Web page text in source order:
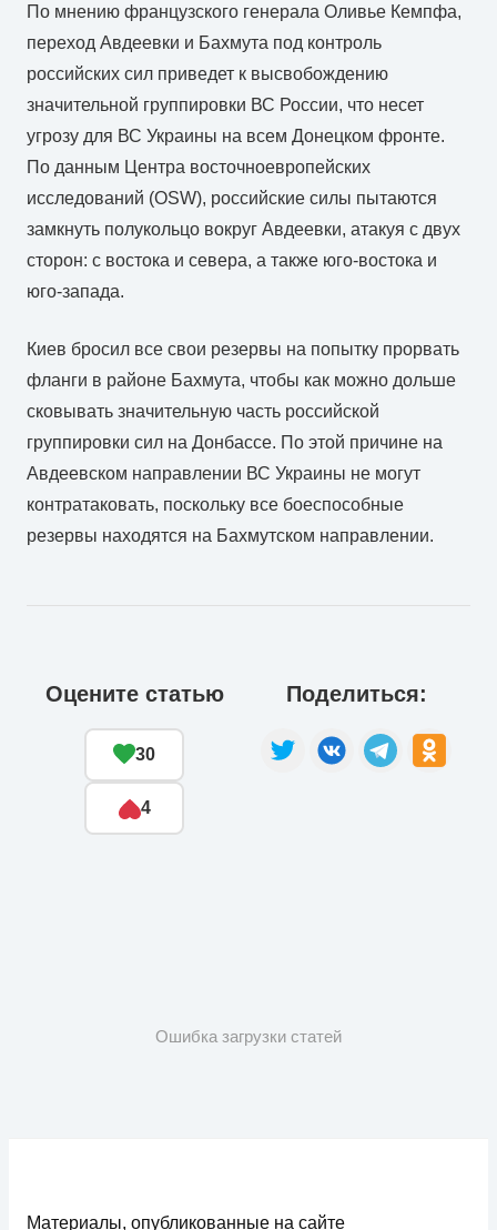
По мнению французского генерала Оливье Кемпфа,
переход Авдеевки и Бахмута под контроль
российских сил приведет к высвобождению
значительной группировки ВС России, что несет
угрозу для ВС Украины на всем Донецком фронте.
По данным Центра восточноевропейских
исследований (OSW), российские силы пытаются
замкнуть полукольцо вокруг Авдеевки, атакуя с двух
сторон: с востока и севера, а также юго-востока и
юго-запада.
Киев бросил все свои резервы на попытку прорвать
фланги в районе Бахмута, чтобы как можно дольше
сковывать значительную часть российской
группировки сил на Донбассе. По этой причине на
Авдеевском направлении ВС Украины не могут
контратаковать, поскольку все боеспособные
резервы находятся на Бахмутском направлении.
Оцените статью
30
4
Поделиться:
Ошибка загрузки статей
Материалы, опубликованные на сайте